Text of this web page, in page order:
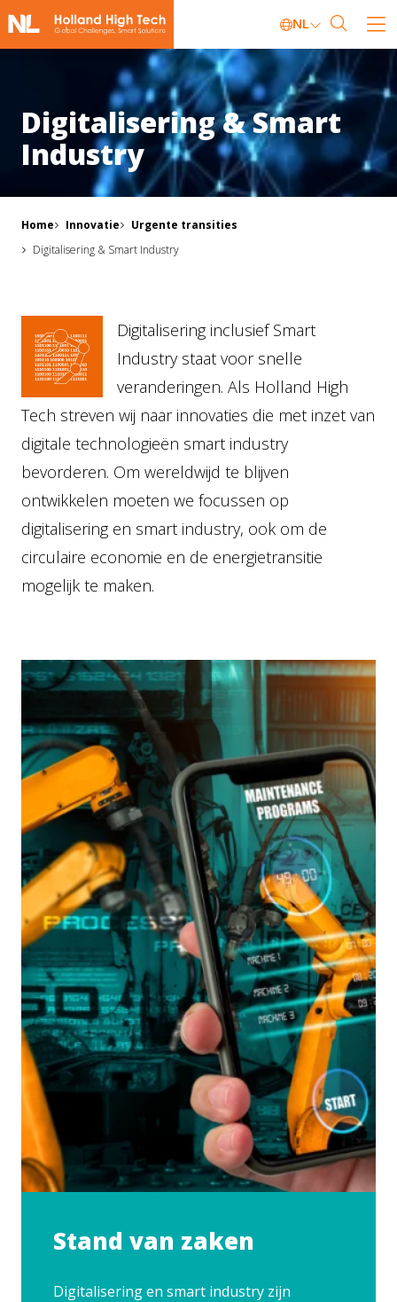
NL
Digitalisering & Smart
Industry
Home Innovatie
Urgente transities
Digitalisering & Smart Industry
Digitalisering inclusief Smart
Industry staat voor snelle
veranderingen. Als Holland High
Tech streven wij naar innovaties die met inzet van
digitale technologieën smart industry
bevorderen. Om wereldwijd te blijven
ontwikkelen moeten we focussen op
digitalisering en smart industry, ook om de
circulaire economie en de energietransitie
mogelijk te maken.
Stand van zaken
Digitalisering en smart industry zijn